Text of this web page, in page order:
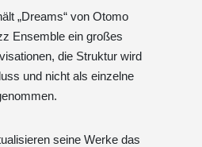
„Dreams“ von Otomo
Ensemble ein großes
die Struktur wird
und nicht als einzelne
seine Werke das